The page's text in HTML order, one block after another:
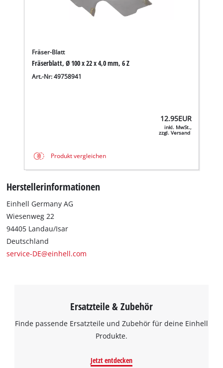
Fräser-Blatt
Fräserblatt, Ø 100 x 22 x 4,0 mm, 6 Z
Art.-Nr: 49758941
12.95EUR
inkl. MwSt.,
zzgl. Versand
Produkt vergleichen
Herstellerinformationen
Einhell Germany AG
Wiesenweg 22
94405 Landau/Isar
Deutschland
service-DE@einhell.com
Ersatzteile & Zubehör
Finde passende Ersatzteile und Zubehör für deine Einhell
Produkte.
Jetzt entdecken